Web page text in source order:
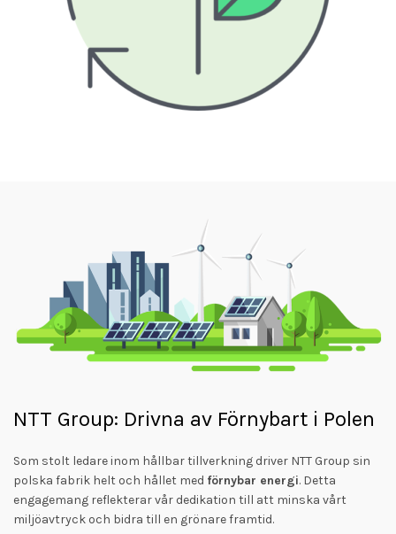
NTT Group: Drivna av Förnybart i Polen
Som stolt ledare inom hållbar tillverkning driver NTT Group sin
polska fabrik helt och hållet med förnybar energi. Detta
engagemang reflekterar vår dedikation till att minska vårt
miljöavtryck och bidra till en grönare framtid.